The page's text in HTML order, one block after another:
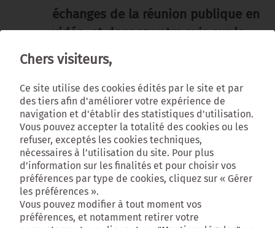
échanges de la réunion publique en
vidéo, et donnez votre avis sur le
forum
Vous devez autoriser le
cookie YouTube pour
consulter la vidéo.
Cliquez-ici pour
Chers visiteurs,
Ce site utilise des cookies édités par le site et par
des tiers afin d'améliorer votre expérience de
navigation et d'établir des statistiques d'utilisation.
Vous pouvez accepter la totalité des cookies ou les
refuser, exceptés les cookies techniques,
nécessaires à l’utilisation du site. Pour plus
d’information sur les finalités et pour choisir vos
préférences par type de cookies, cliquez sur « Gérer
les préférences ».
Vous pouvez modifier à tout moment vos
préférences, et notamment retirer votre